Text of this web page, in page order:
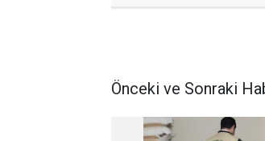
Önceki ve Sonraki